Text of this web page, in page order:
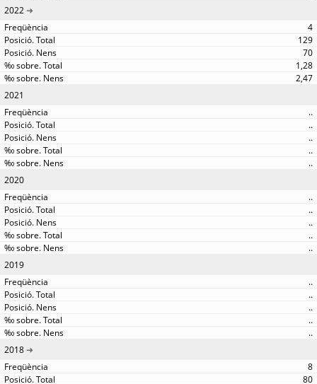
2022
4
129
70
1,28
2,47
2021
..
..
..
..
..
2020
..
..
..
..
..
2019
..
..
..
..
..
2018
8
80